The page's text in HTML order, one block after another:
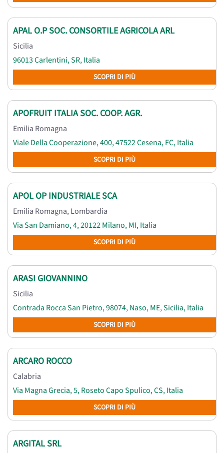
APAL O.P SOC. CONSORTILE AGRICOLA ARL
Sicilia
96013 Carlentini, SR, Italia
SCOPRI DI PIÙ
APOFRUIT ITALIA SOC. COOP. AGR.
Emilia Romagna
Viale Della Cooperazione, 400, 47522 Cesena, FC, Italia
SCOPRI DI PIÙ
APOL OP INDUSTRIALE SCA
Emilia Romagna, Lombardia
Via San Damiano, 4, 20122 Milano, MI, Italia
SCOPRI DI PIÙ
ARASI GIOVANNINO
Sicilia
Contrada Rocca San Pietro, 98074, Naso, ME, Sicilia, Italia
SCOPRI DI PIÙ
ARCARO ROCCO
Calabria
Via Magna Grecia, 5, Roseto Capo Spulico, CS, Italia
SCOPRI DI PIÙ
ARGITAL SRL